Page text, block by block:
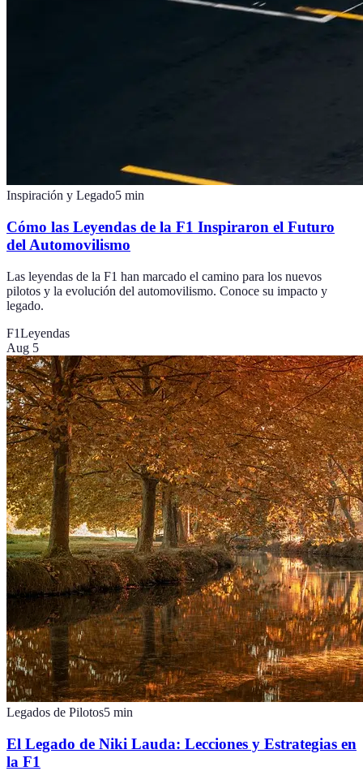
Inspiración y Legado5 min
Cómo las Leyendas de la F1 Inspiraron el Futuro
del Automovilismo
Las leyendas de la F1 han marcado el camino para los nuevos
pilotos y la evolución del automovilismo. Conoce su impacto y
legado.
F1Leyendas
Aug 5
Legados de Pilotos5 min
El Legado de Niki Lauda: Lecciones y Estrategias en
la F1